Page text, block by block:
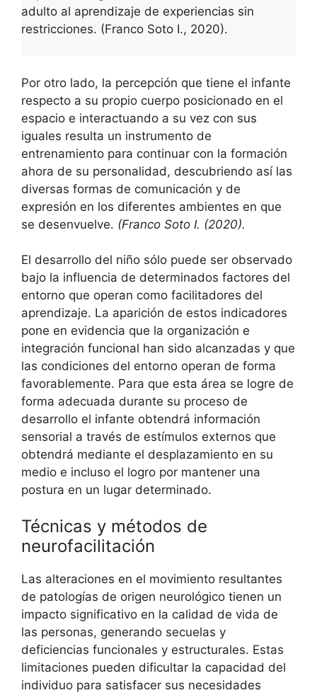
adulto al aprendizaje de experiencias sin
restricciones. (Franco Soto I., 2020).
Por otro lado, la percepción que tiene el infante
respecto a su propio cuerpo posicionado en el
espacio e interactuando a su vez con sus
iguales resulta un instrumento de
entrenamiento para continuar con la formación
ahora de su personalidad, descubriendo así las
diversas formas de comunicación y de
expresión en los diferentes ambientes en que
se desenvuelve. (Franco Soto I. (2020).
El desarrollo del niño sólo puede ser observado
bajo la influencia de determinados factores del
entorno que operan como facilitadores del
aprendizaje. La aparición de estos indicadores
pone en evidencia que la organización e
integración funcional han sido alcanzadas y que
las condiciones del entorno operan de forma
favorablemente. Para que esta área se logre de
forma adecuada durante su proceso de
desarrollo el infante obtendrá información
sensorial a través de estímulos externos que
obtendrá mediante el desplazamiento en su
medio e incluso el logro por mantener una
postura en un lugar determinado.
Técnicas y métodos de
neurofacilitación
Las alteraciones en el movimiento resultantes
de patologías de origen neurológico tienen un
impacto significativo en la calidad de vida de
las personas, generando secuelas y
deficiencias funcionales y estructurales. Estas
limitaciones pueden dificultar la capacidad del
individuo para satisfacer sus necesidades